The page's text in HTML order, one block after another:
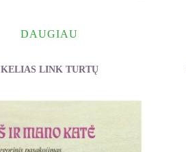
DAUGIAU
KELIAS LINK TURTŲ